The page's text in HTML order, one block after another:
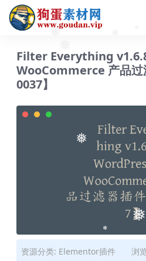
❅
❅ ❅
Filter Everything
WooCommerce 产品过
0037】
资源分类: Elementor插件 浏